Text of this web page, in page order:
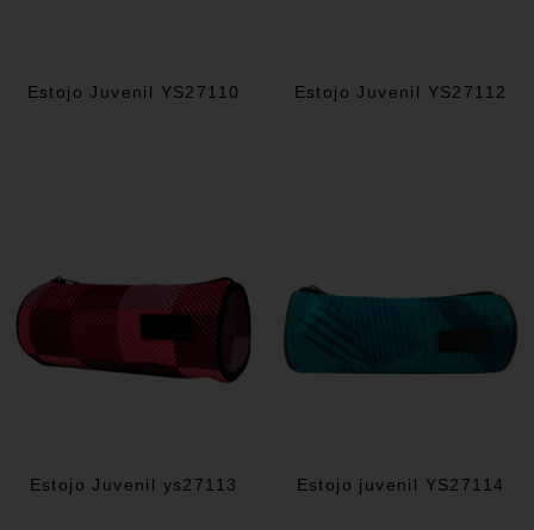
Estojo Juvenil YS27110 Estojo Juvenil YS27112
Estojo Juvenil ys27113 Estojo juvenil YS27114